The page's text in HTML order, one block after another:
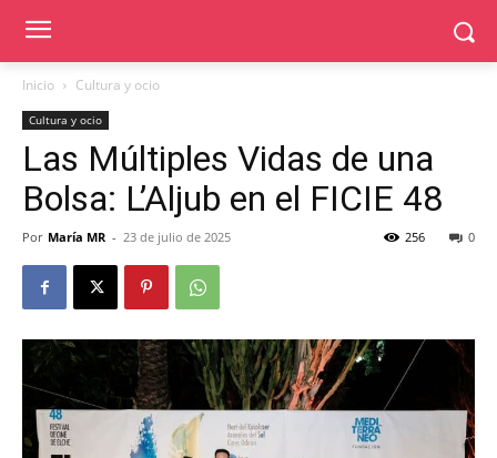
Inicio Cultura y ocio
Cultura y ocio
Las Múltiples Vidas de una
Bolsa: L’Aljub en el FICIE 48
Por María MR - 23 de julio de 2025 0
256